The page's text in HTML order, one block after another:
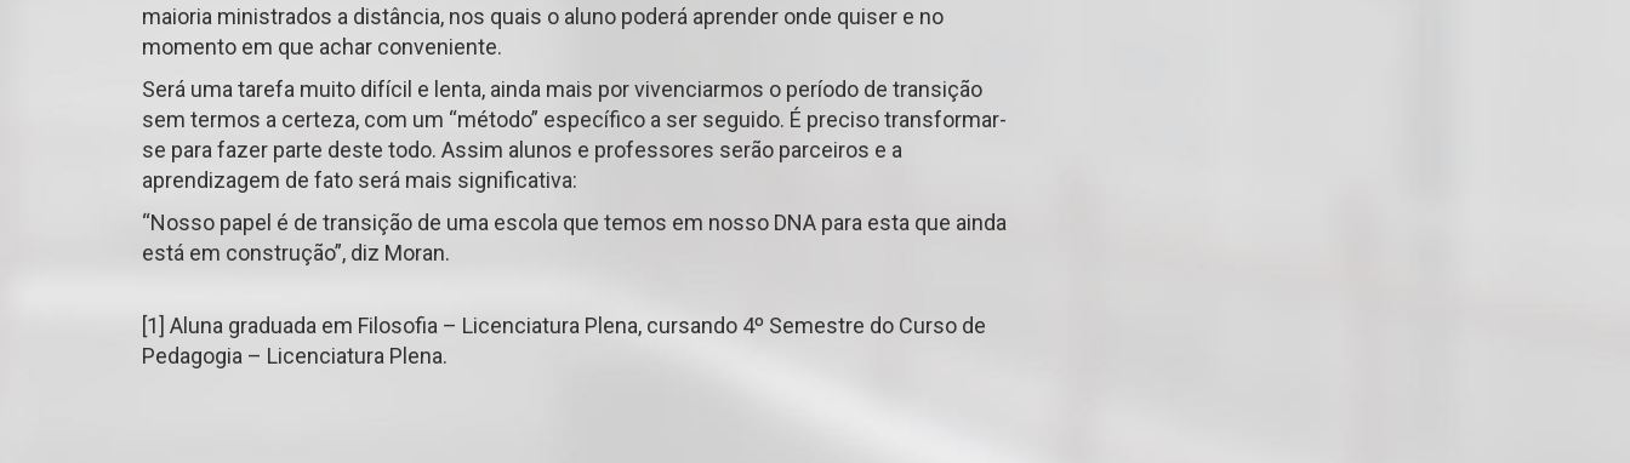
maioria ministrados a distância, nos quais o aluno poderá aprender onde quiser e no
momento em que achar conveniente.
Será uma tarefa muito difícil e lenta, ainda mais por vivenciarmos o período de transição
sem termos a certeza, com um “método” específico a ser seguido. É preciso transformar-
se para fazer parte deste todo. Assim alunos e professores serão parceiros e a
aprendizagem de fato será mais significativa:
“Nosso papel é de transição de uma escola que temos em nosso DNA para esta que ainda
está em construção”, diz Moran.
[1] Aluna graduada em Filosofia – Licenciatura Plena, cursando 4º Semestre do Curso de
Pedagogia – Licenciatura Plena.